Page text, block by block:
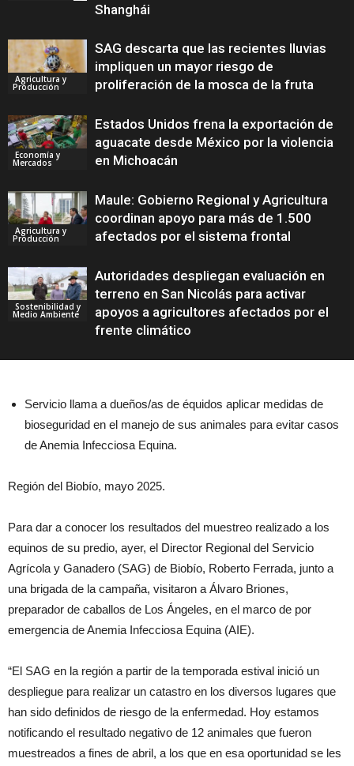
Shanghái
Agricultura y
Producción
SAG descarta que las recientes lluvias
impliquen un mayor riesgo de
proliferación de la mosca de la fruta
Economía y
Mercados
Estados Unidos frena la exportación de
aguacate desde México por la violencia
en Michoacán
Agricultura y
Producción
Maule: Gobierno Regional y Agricultura
coordinan apoyo para más de 1.500
afectados por el sistema frontal
Sostenibilidad y
Medio Ambiente
Autoridades despliegan evaluación en
terreno en San Nicolás para activar
apoyos a agricultores afectados por el
frente climático
Servicio llama a dueños/as de équidos aplicar medidas de
bioseguridad en el manejo de sus animales para evitar casos
de Anemia Infecciosa Equina.
Región del Biobío, mayo 2025.
Para dar a conocer los resultados del muestreo realizado a los
equinos de su predio, ayer, el Director Regional del Servicio
Agrícola y Ganadero (SAG) de Biobío, Roberto Ferrada, junto a
una brigada de la campaña, visitaron a Álvaro Briones,
preparador de caballos de Los Ángeles, en el marco de por
emergencia de Anemia Infecciosa Equina (AIE).
“El SAG en la región a partir de la temporada estival inició un
despliegue para realizar un catastro en los diversos lugares que
han sido definidos de riesgo de la enfermedad. Hoy estamos
notificando el resultado negativo de 12 animales que fueron
muestreados a fines de abril, a los que en esa oportunidad se les